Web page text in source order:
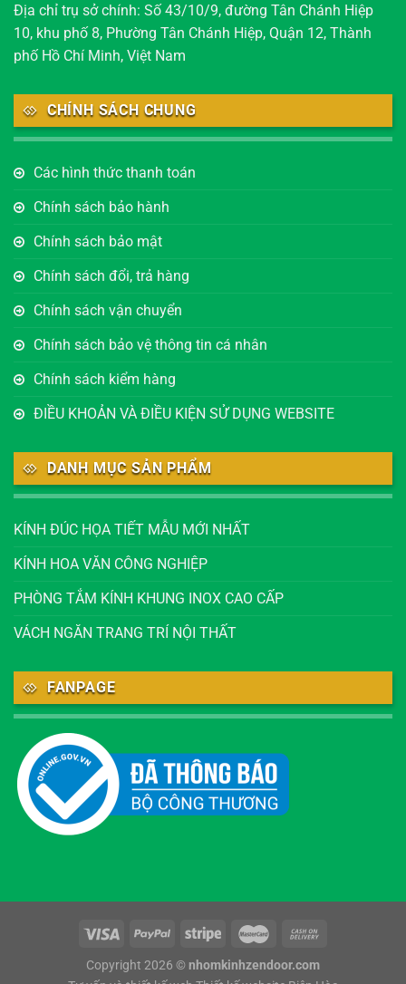
Địa chỉ trụ sở chính: Số 43/10/9, đường Tân Chánh Hiệp
10, khu phố 8, Phường Tân Chánh Hiệp, Quận 12, Thành
phố Hồ Chí Minh, Việt Nam
CHÍNH SÁCH CHUNG
Các hình thức thanh toán
Chính sách bảo hành
Chính sách bảo mật
Chính sách đổi, trả hàng
Chính sách vận chuyển
Chính sách bảo vệ thông tin cá nhân
Chính sách kiểm hàng
ĐIỀU KHOẢN VÀ ĐIỀU KIỆN SỬ DỤNG WEBSITE
DANH MỤC SẢN PHẨM
KÍNH ĐÚC HỌA TIẾT MẪU MỚI NHẤT
KÍNH HOA VĂN CÔNG NGHIỆP
PHÒNG TẮM KÍNH KHUNG INOX CAO CẤP
VÁCH NGĂN TRANG TRÍ NỘI THẤT
FANPAGE
Copyright 2026 © nhomkinhzendoor.com